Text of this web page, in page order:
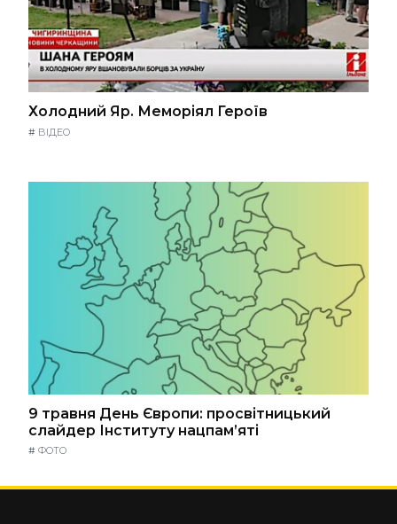
Холодний Яр. Меморіял Героїв
# ВІДЕО
9 травня День Європи: просвітницький
слайдер Інституту нацпам’яті
# ФОТО